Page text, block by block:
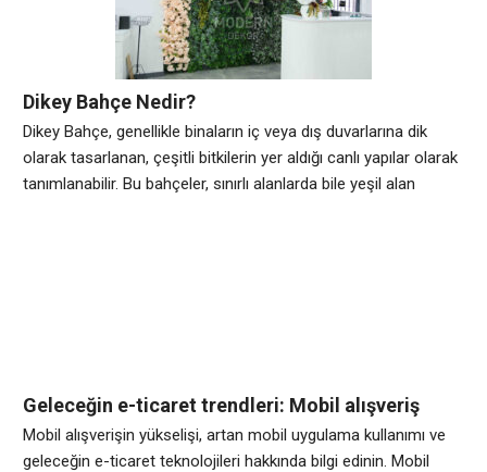
alışveriş için ipuçları ile kullanıcıların online alışveriş sırasında
karşılaşabilecekleri riskleri
Dikey Bahçe Nedir?
Dikey Bahçe, genellikle binaların iç veya dış duvarlarına dik
olarak tasarlanan, çeşitli bitkilerin yer aldığı canlı yapılar olarak
tanımlanabilir. Bu bahçeler, sınırlı alanlarda bile yeşil alan
Geleceğin e-ticaret trendleri: Mobil alışveriş
deneyiminin geleceği nasıl şekillenecek?
Mobil alışverişin yükselişi, artan mobil uygulama kullanımı ve
geleceğin e-ticaret teknolojileri hakkında bilgi edinin. Mobil